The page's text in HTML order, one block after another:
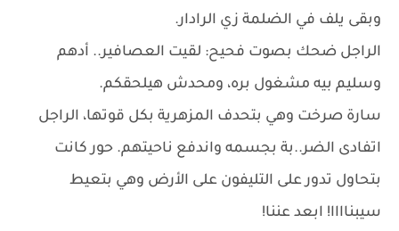
وبقى يلف في الضلمة زي الرادار.
الراجل ضحك بصوت فحيح: لقيت العصافير.. أدهم
وسليم بيه مشغول بره، ومحدش هيلحقكم.
سارة صرخت وهي بتحدف المزهرية بكل قوتها، الراجل
اتفادى الضر..بة بجسمه واندفع ناحيتهم. حور كانت
بتحاول تدور على التليفون على الأرض وهي بتعيط
سيبناااا! ابعد عننا!